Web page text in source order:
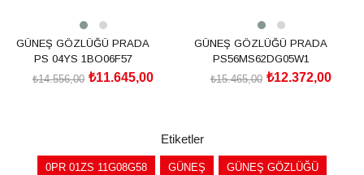
GÜNEŞ GÖZLÜĞÜ PRADA
PS 04YS 1BO06F57
₺11.645,00
₺14.556,00
GÜNEŞ GÖZLÜĞÜ PRADA
PS56MS62DG05W1
₺12.372,00
₺15.465,00
Etiketler
0PR 01ZS 11G08G58 GÜNEŞ GÜNEŞ GÖZLÜĞÜ